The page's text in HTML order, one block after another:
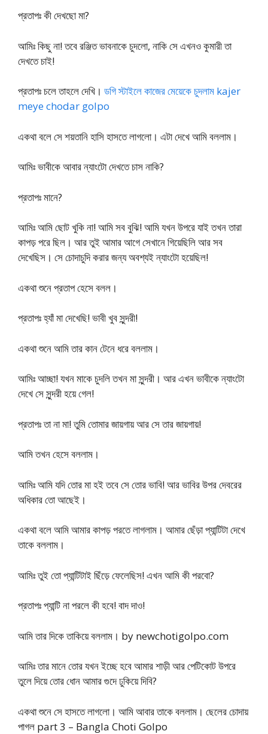
প্রতাপঃ কী দেখছো মা?
আমিঃ কিছু না! তবে রঞ্জিত ভাবনাকে চুদলো, নাকি সে এখনও কুমারী তা
দেখতে চাই!
প্রতাপঃ চলে তাহলে দেখি। ডগি স্টাইলে কাজের মেয়েকে চুদলাম kajer
meye chodar golpo
একথা বলে সে শয়তানি হাসি হাসতে লাগলো। এটা দেখে আমি বললাম।
আমিঃ ভাবীকে আবার ন্যাংটো দেখতে চাস নাকি?
প্রতাপঃ মানে?
আমিঃ আমি ছোট খুকি না! আমি সব বুঝি! আমি যখন উপরে যাই তখন তারা
কাপড় পরে ছিল। আর তুই আমার আগে সেখানে গিয়েছিলি আর সব
দেখেছিস। সে চোদাচুদি করার জন্য অবশ্যই ন্যাংটো হয়েছিল!
একথা শুনে প্রতাপ হেসে বলল।
প্রতাপঃ হ্যাঁ মা দেখেছি! ভাবী খুব সুন্দরী!
একথা শুনে আমি তার কান টেনে ধরে বললাম।
আমিঃ আচ্ছা! যখন মাকে চুদলি তখন মা সুন্দরী। আর এখন ভাবীকে ন্যাংটো
দেখে সে সুন্দরী হয়ে গেল!
প্রতাপঃ তা না মা! তুমি তোমার জায়গায় আর সে তার জায়গায়!
আমি তখন হেসে বললাম।
আমিঃ আমি যদি তোর মা হই তবে সে তোর ভাবি! আর ভাবির উপর দেবরের
অধিকার তো আছেই।
একথা বলে আমি আমার কাপড় পরতে লাগলাম। আমার ছেঁড়া প্যান্টিটা দেখে
তাকে বললাম।
আমিঃ তুই তো প্যান্টিটাই ছিঁড়ে ফেলেছিস! এখন আমি কী পরবো?
প্রতাপঃ প্যান্টি না পরলে কী হবে! বাদ দাও!
আমি তার দিকে তাকিয়ে বললাম। by newchotigolpo.com
আমিঃ তার মানে তোর যখন ইচ্ছে হবে আমার শাড়ী আর পেটিকোট উপরে
তুলে দিয়ে তোর ধোন আমার গুদে ঢুকিয়ে দিবি?
একথা শুনে সে হাসতে লাগলো। আমি আবার তাকে বললাম। ছেলের চোদায়
পাগল part 3 – Bangla Choti Golpo